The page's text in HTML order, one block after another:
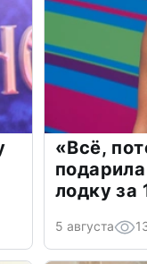
«Всё,
лодку за
5 августа